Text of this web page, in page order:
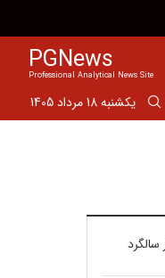
PGNews
Professional Analytical News Site
یکشنبه 18 مرداد 1405